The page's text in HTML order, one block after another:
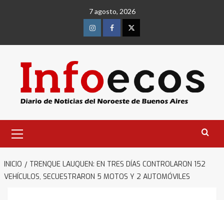
7 agosto, 2026
InstagramFacebookTwitter
primario
INICIO
TRENQUE LAUQUEN: EN TRES DÍAS CONTROLARON 152
VEHÍCULOS, SECUESTRARON 5 MOTOS Y 2 AUTOMÓVILES